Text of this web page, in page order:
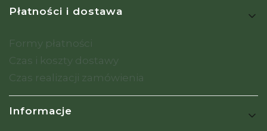
Płatności i dostawa
Formy płatności
Czas i koszty dostawy
Czas realizacji zamówienia
Informacje